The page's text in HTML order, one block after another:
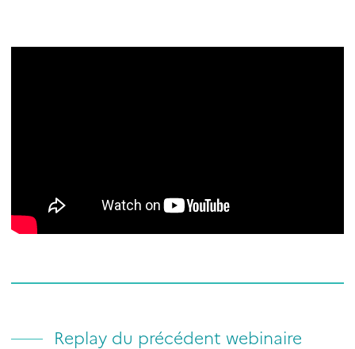
Replay du précédent webinaire